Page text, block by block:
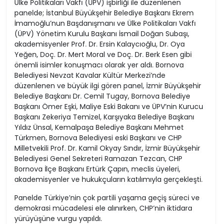
Ülke Politikaları Vakfı (ÜPV) işbirliği ile düzenlenen
panelde; İstanbul Büyükşehir Belediye Başkanı Ekrem
İmamoğlu’nun Başdanışmanı ve Ülke Politikaları Vakfı
(ÜPV) Yönetim Kurulu Başkanı İsmail Doğan Subaşı,
akademisyenler Prof. Dr. Ersin Kalaycıoğlu, Dr. Oya
Yeğen, Doç. Dr. Mert Moral ve Doç. Dr. Berk Esen gibi
önemli isimler konuşmacı olarak yer aldı. Bornova
Belediyesi Nevzat Kavalar Kültür Merkezi’nde
düzenlenen ve büyük ilgi gören panel, İzmir Büyükşehir
Belediye Başkanı Dr. Cemil Tugay, Bornova Belediye
Başkanı Ömer Eşki, Maliye Eski Bakanı ve ÜPV’nin Kurucu
Başkanı Zekeriya Temizel, Karşıyaka Belediye Başkanı
Yıldız Ünsal, Kemalpaşa Belediye Başkanı Mehmet
Türkmen, Bornova Belediyesi eski Başkanı ve CHP
Milletvekili Prof. Dr. Kamil Okyay Sındır, İzmir Büyükşehir
Belediyesi Genel Sekreteri Ramazan Tezcan, CHP
Bornova İlçe Başkanı Ertürk Çapın, meclis üyeleri,
akademisyenler ve hukukçuların katılımıyla gerçekleşti.
Panelde Türkiye’nin çok partili yaşama geçiş süreci ve
demokrasi mücadelesi ele alınırken, CHP’nin iktidara
yürüyüşüne vurgu yapıldı.